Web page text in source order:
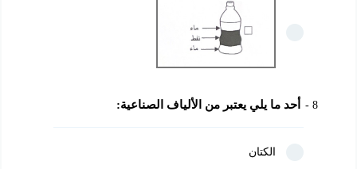
8 أحد ما يلي يعتبر من الألياف الصناعية:
الكتان